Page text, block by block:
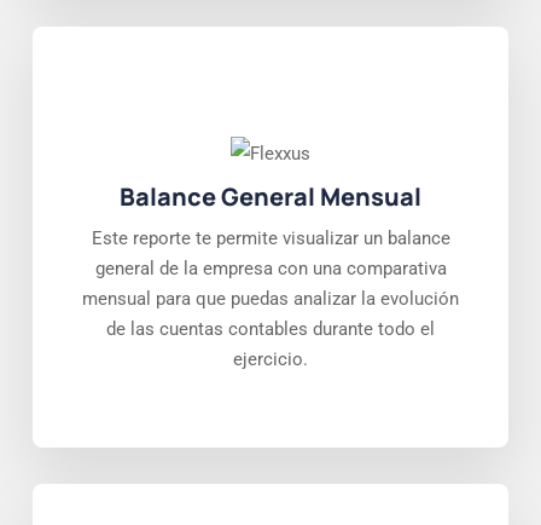
Balance General Mensual
Este reporte te permite visualizar un balance
general de la empresa con una comparativa
mensual para que puedas analizar la evolución
de las cuentas contables durante todo el
ejercicio.